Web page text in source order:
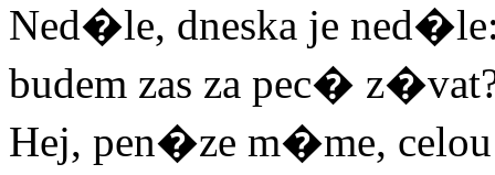
Ned�le, dneska je
budem zas za pec�
Hej, pen�ze m�me,